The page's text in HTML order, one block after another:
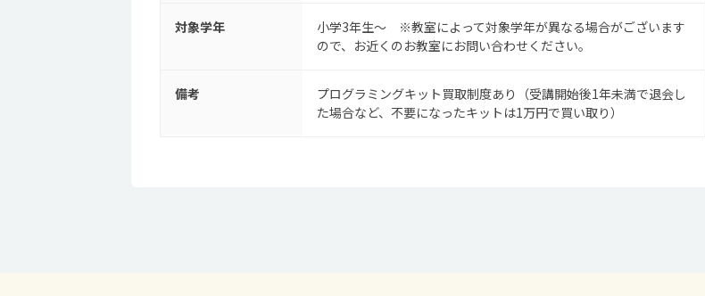
対象学年
小学3年生～ ※教室によって対象学年が異なる場合がございます
ので、お近くのお教室にお問い合わせください。
備考
プログラミングキット買取制度あり（受講開始後1年未満で退会し
た場合など、不要になったキットは1万円で買い取り）